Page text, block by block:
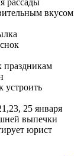
рассады
вкусом
праздникам
устроить
25 января
выпечки
юрист